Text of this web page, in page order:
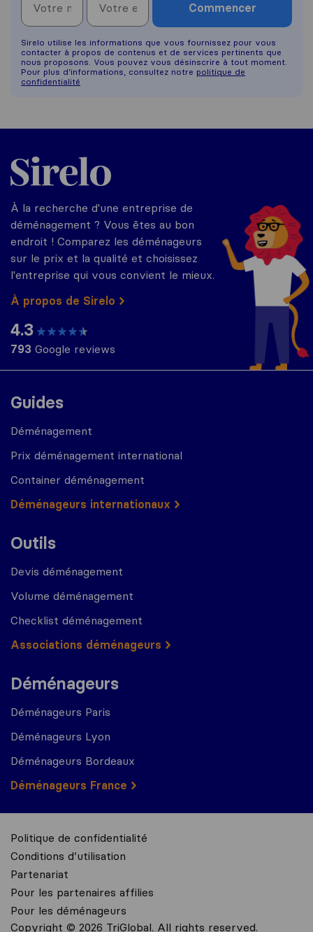
Commencer
Sirelo utilise les informations que vous fournissez pour vous
contacter à propos de contenus et de services pertinents que
nous proposons. Vous pouvez vous désinscrire à tout moment.
Pour plus d’informations, consultez notre politique de
confidentialité
Guides
Déménagement
Prix déménagement international
Container déménagement
Déménageurs internationaux
Outils
Devis déménagement
Volume déménagement
Checklist déménagement
Associations déménageurs
Déménageurs
Déménageurs Paris
Déménageurs Lyon
Déménageurs Bordeaux
Déménageurs France
Sirelo.fr
À la recherche d'une entreprise de
déménagement ? Vous êtes au bon
endroit ! Comparez les déménageurs
sur le prix et la qualité et choisissez
l'entreprise qui vous convient le mieux.
À propos de Sirelo
4.3
793 Google reviews
Politique de confidentialité
Conditions d’utilisation
Partenariat
Pour les partenaires affilies
Pour les déménageurs
Copyright © 2026 TriGlobal. All rights reserved.